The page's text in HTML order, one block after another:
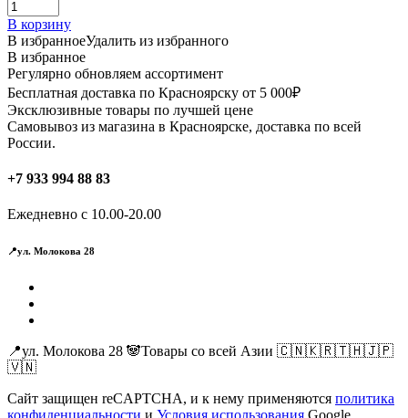
В корзину
В избранноеУдалить из избранного
В избранное
Регулярно обновляем ассортимент
Бесплатная доставка по Красноярску от 5 000₽
Эксклюзивные товары по лучшей цене
Самовывоз из магазина в Красноярске, доставка по всей
России.
+7 933 994 88 83
Ежедневно с 10.00-20.00
📍ул. Молокова 28
📍ул. Молокова 28 🐼Товары со всей Азии 🇨🇳🇰🇷🇹🇭🇯🇵
🇻🇳
Сайт защищен reCAPTCHA, и к нему применяются политика